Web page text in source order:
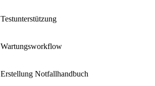
Testunterstützung
Wartungsworkflow
Erstellung Notfallhandbuch